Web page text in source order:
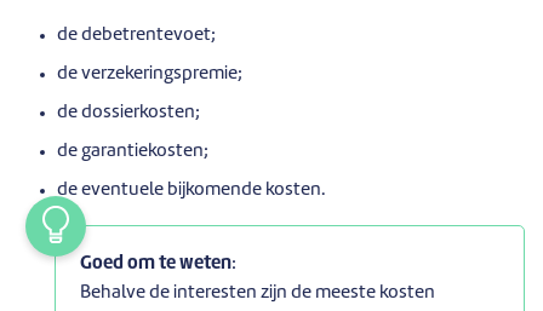
de debetrentevoet;
de verzekeringspremie;
de dossierkosten;
de garantiekosten;
de eventuele bijkomende kosten.
Goed om te weten:
Behalve de interesten zijn de meeste kosten